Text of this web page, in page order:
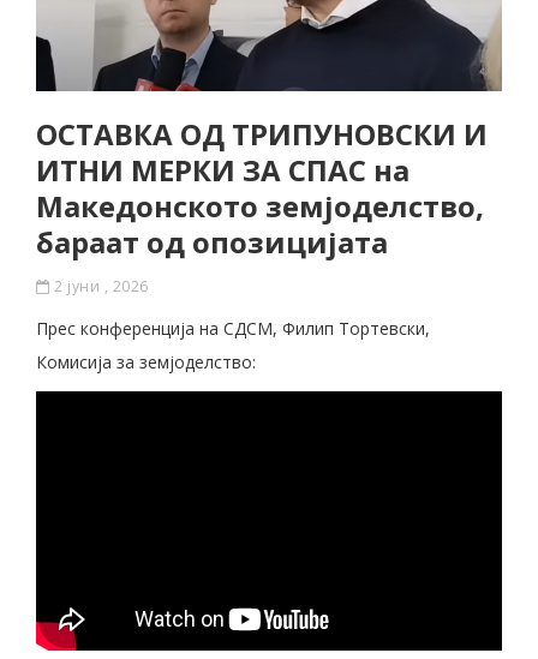
ОСТАВКА ОД ТРИПУНОВСКИ И
ИТНИ МЕРКИ ЗА СПАС на
Македонското земјоделство,
бараат од опозицијата
2 јуни , 2026
Прес конференција на СДСМ, Филип Тортевски,
Комисија за земјоделство: